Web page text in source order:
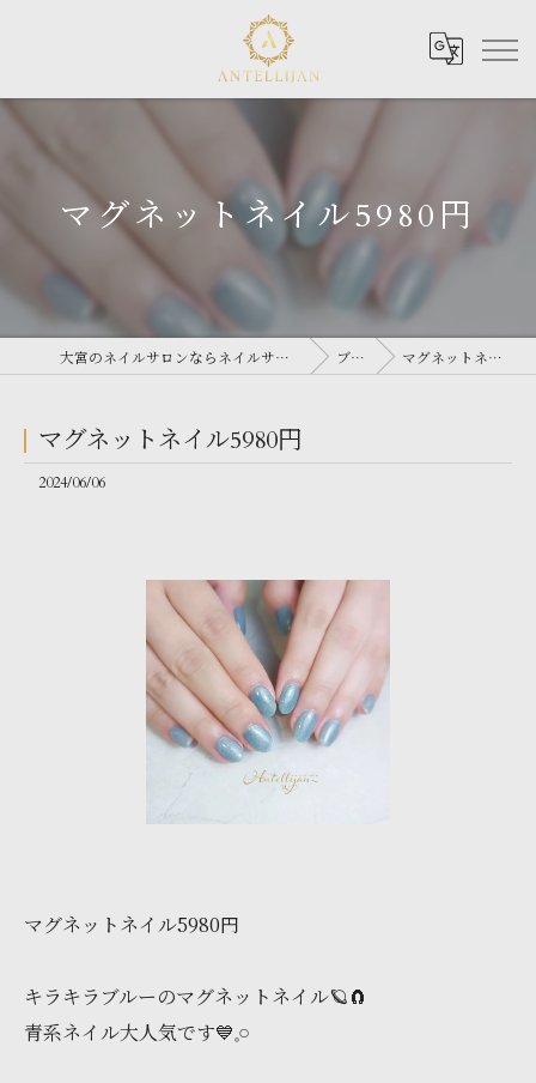
マグネットネイル5980円
大宮のネイルサロンならネイルサロン Antellijan 大宮 ブログ マグネットネイル5980円
マグネットネイル5980円
2024/06/06
マグネットネイル5980円
キラキラブルーのマグネットネイル🪐🧲
青系ネイル大人気です💙𓈒𓏸